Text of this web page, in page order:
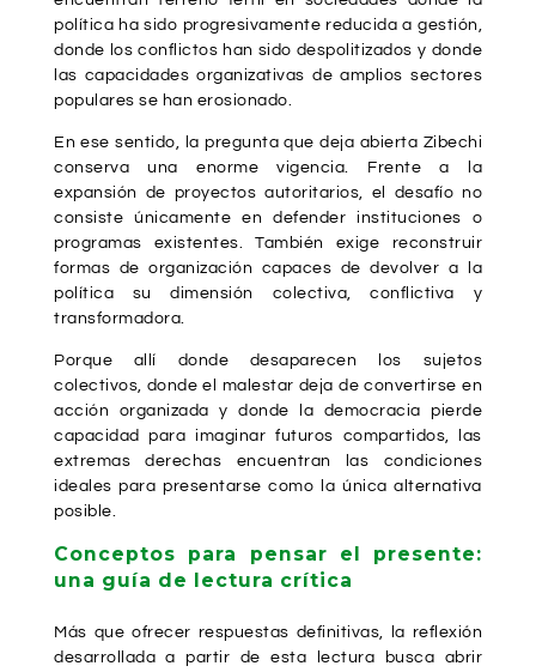
política ha sido progresivamente reducida a gestión,
donde los conflictos han sido despolitizados y donde
las capacidades organizativas de amplios sectores
populares se han erosionado.
En ese sentido, la pregunta que deja abierta Zibechi
conserva una enorme vigencia. Frente a la
expansión de proyectos autoritarios, el desafío no
consiste únicamente en defender instituciones o
programas existentes. También exige reconstruir
formas de organización capaces de devolver a la
política su dimensión colectiva, conflictiva y
transformadora.
Porque allí donde desaparecen los sujetos
colectivos, donde el malestar deja de convertirse en
acción organizada y donde la democracia pierde
capacidad para imaginar futuros compartidos, las
extremas derechas encuentran las condiciones
ideales para presentarse como la única alternativa
posible.
Conceptos para pensar el presente:
una guía de lectura crítica
Más que ofrecer respuestas definitivas, la reflexión
desarrollada a partir de esta lectura busca abrir